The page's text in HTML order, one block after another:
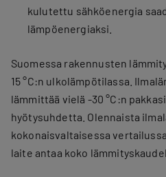
kulutettu sähköenergia
lämpöenergiaksi.
Suomessa rakennusten
15 °C:n ulkolämpötilassa.
lämmittää vielä -30 °C:n
hyötysuhdetta. Olennaista
kokonaisvaltaisessa
laite antaa koko